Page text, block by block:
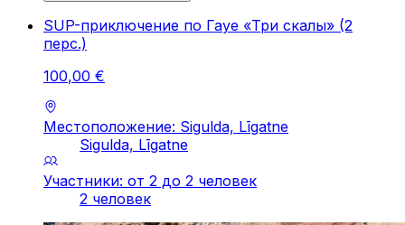
SUP-приключение по Гауе «Три скалы» (2
перс.)
100,00 €
Местоположение: Sigulda, Līgatne
Sigulda, Līgatne
Участники: от 2 до 2 человек
2 человек